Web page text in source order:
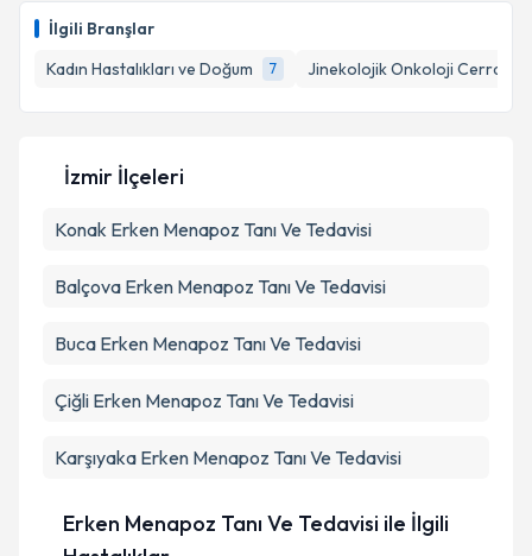
İlgili Branşlar
Kadın Hastalıkları ve Doğum
7 Jinekolojik Onkoloji Cerrahisi
E-posta Adresiniz
Kişisel verilerimin işlenmesine ilişkin
Metni'ni okudum ve kişisel verilerimin belirtilen
Takvim Talebini Gönder
İzmir İlçeleri
Konak Erken Menapoz Tanı Ve Tedavisi
Balçova Erken Menapoz Tanı Ve Tedavisi
Buca Erken Menapoz Tanı Ve Tedavisi
Çiğli Erken Menapoz Tanı Ve Tedavisi
Karşıyaka Erken Menapoz Tanı Ve Tedavisi
Erken Menapoz Tanı Ve Tedavisi ile İlgili